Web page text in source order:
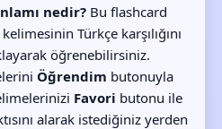
nedir? Bu flashcard
Türkçe karşılığını
öğrenebilirsiniz.
Öğrendim butonuyla
Favori butonu ile
alarak istediğiniz yerden